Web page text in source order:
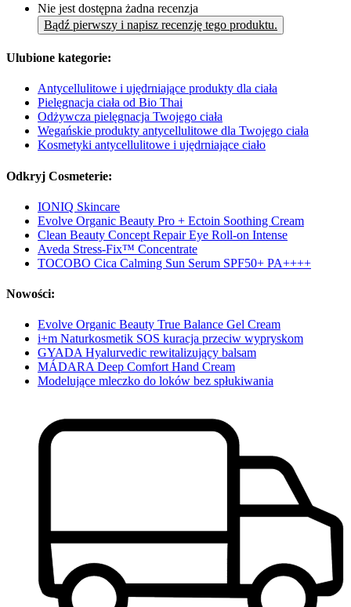
Nie jest dostępna żadna recenzja
Bądź pierwszy i napisz recenzję tego produktu.
Ulubione kategorie:
Antycellulitowe i ujędrniające produkty dla ciała
Pielęgnacja ciała od Bio Thai
Odżywcza pielęgnacja Twojego ciała
Wegańskie produkty antycellulitowe dla Twojego ciała
Kosmetyki antycellulitowe i ujędrniające ciało
Odkryj Cosmeterie:
IONIQ Skincare
Evolve Organic Beauty Pro + Ectoin Soothing Cream
Clean Beauty Concept Repair Eye Roll-on Intense
Aveda Stress-Fix™ Concentrate
TOCOBO Cica Calming Sun Serum SPF50+ PA++++
Nowości:
Evolve Organic Beauty True Balance Gel Cream
i+m Naturkosmetik SOS kuracja przeciw wypryskom
GYADA Hyalurvedic rewitalizujący balsam
MÁDARA Deep Comfort Hand Cream
Modelujące mleczko do loków bez spłukiwania